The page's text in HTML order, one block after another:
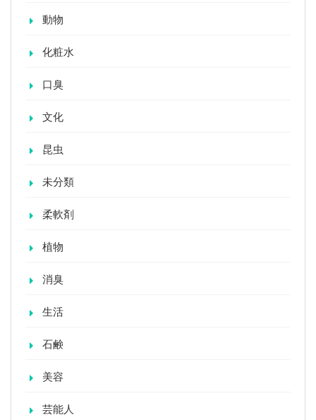
動物
化粧水
口臭
文化
昆虫
未分類
柔軟剤
植物
消臭
生活
石鹸
美容
芸能人